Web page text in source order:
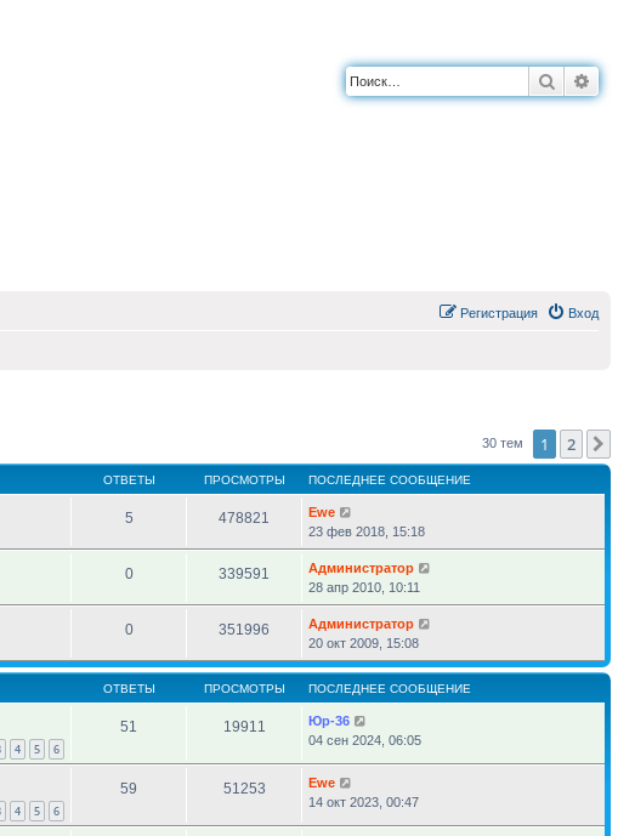
Поиск
Вход
Регистрация
30 тем 1 2
ОТВЕТЫ ПРОСМОТРЫ ПОСЛЕДНЕЕ СООБЩЕНИЕ
5 478821
Ewe
23 фев 2018, 15:18
0 339591
Администратор
28 апр 2010, 10:11
0 351996
Администратор
20 окт 2009, 15:08
ОТВЕТЫ ПРОСМОТРЫ ПОСЛЕДНЕЕ СООБЩЕНИЕ
4 5 6
51 19911
Юр-36
04 сен 2024, 06:05
4 5 6
59 51253
Ewe
14 окт 2023, 00:47